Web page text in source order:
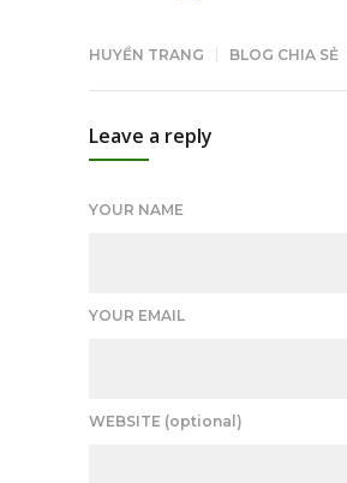
HUYỀN TRANG BLOG CHIA SẺ
Leave a reply
YOUR NAME
YOUR EMAIL
WEBSITE (optional)